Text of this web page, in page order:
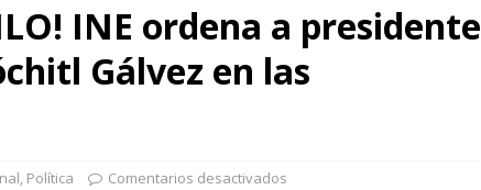
Investigan empacadora de chiles jalapeños en Nuevo León por brote de
INE ordena a presidente
Gálvez en las
, Política Comentarios desactivados